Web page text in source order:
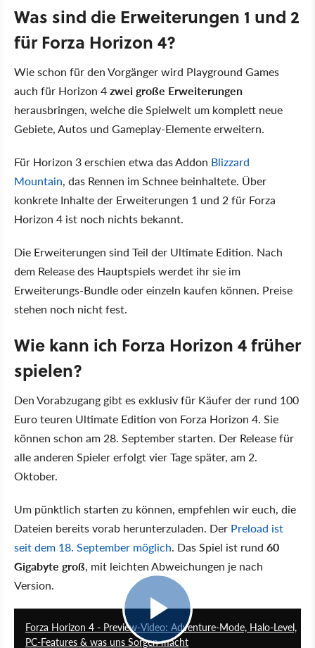
Was sind die Erweiterungen 1 und 2
für Forza Horizon 4?
Wie schon für den Vorgänger wird Playground Games
auch für Horizon 4zwei große Erweiterungen
herausbringen, welche die Spielwelt um komplett neue
Gebiete, Autos und Gameplay-Elemente erweitern.
Für Horizon 3 erschien etwa das Addon Blizzard
Mountain, das Rennen im Schnee beinhaltete. Über
konkrete Inhalte der Erweiterungen 1 und 2 für Forza
Horizon 4 ist noch nichts bekannt.
Die Erweiterungen sind Teil der Ultimate Edition. Nach
dem Release des Hauptspiels werdet ihr sie im
Erweiterungs-Bundle oder einzeln kaufen können. Preise
stehen noch nicht fest.
Wie kann ich Forza Horizon 4 früher
spielen?
Den Vorabzugang gibt es exklusiv für Käufer der rund 100
Euro teuren Ultimate Edition von Forza Horizon 4. Sie
können schon am 28. September starten. Der Release für
alle anderen Spieler erfolgt vier Tage später, am 2.
Oktober.
Um pünktlich starten zu können, empfehlen wir euch, die
Dateien bereits vorab herunterzuladen. Der Preload ist
seit dem 18. September möglich. Das Spiel ist rund 60
Gigabyte groß, mit leichten Abweichungen je nach
Version.
Forza Horizon 4 - Preview-Video: Adventure-Mode, Halo-Level,
PC-Features & was uns Sorgen macht